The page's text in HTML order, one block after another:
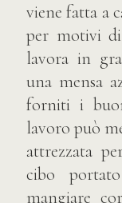
viene fatta a
per motivi
lavora in
una mensa
forniti i
lavoro può
attrezzata
cibo
mangiare